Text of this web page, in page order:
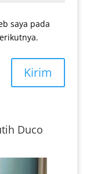
saya pada
Kirim
Duco